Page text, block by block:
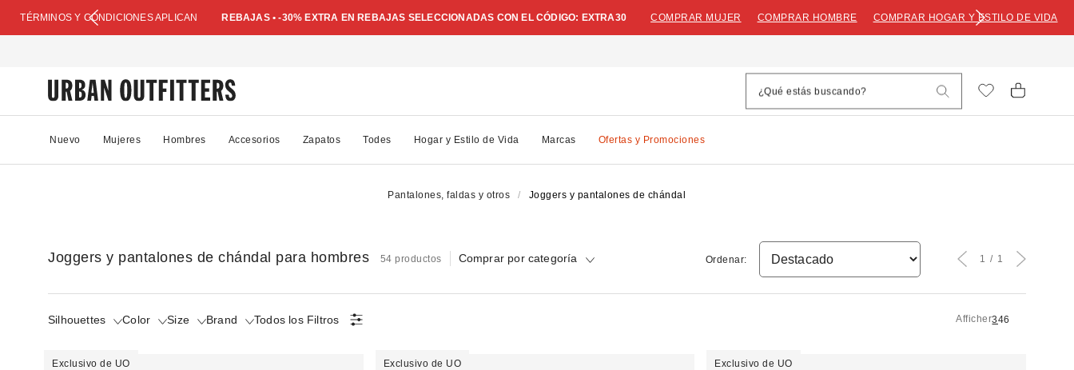
TÉRMINOS Y CONDICIONES APLICAN REBAJAS • -30% EXTRA EN REBAJAS SELECCIONADAS CON EL CÓDIGO: EXTRA30 COMPRAR MUJER COMPRAR HOMBRE COMPRAR HOGAR Y ESTILO DE VIDA
Nuevo Mujeres Hombres Accesorios Zapatos Todes Hogar y Estilo de Vida Marcas Ofertas y Promociones
Pantalones, faldas y otros Joggers y pantalones de chándal
Joggers y pantalones de chándal para hombres 54 productos Comprar por categoría
Silhouettes Color Size Brand Todos los Filtros Afficher346
Ordenar: 1 1
Exclusivo de UO Exclusivo de UO Exclusivo de UO